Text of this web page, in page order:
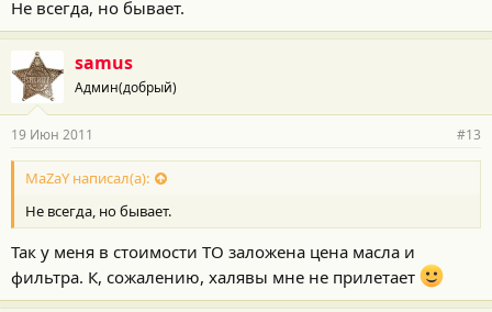
Не всегда, но бывает.
samus
Админ(добрый)
19 Июн 2011 #13
MaZaY написал(а):
Не всегда, но бывает.
Так у меня в стоимости ТО заложена цена масла и
фильтра. К, сожалению, халявы мне не прилетает